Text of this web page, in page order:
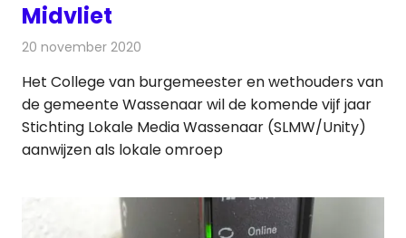
Midvliet
20 november 2020
Het College van burgemeester en wethouders van
de gemeente Wassenaar wil de komende vijf jaar
Stichting Lokale Media Wassenaar (SLMW/Unity)
aanwijzen als lokale omroep